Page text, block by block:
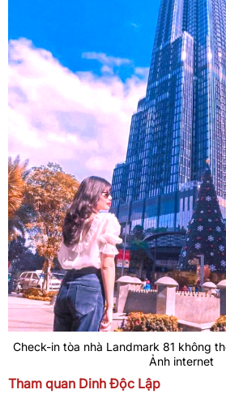
Check-in tòa nhà Landmark 81 không
Ảnh internet
Tham quan Dinh Độc Lập